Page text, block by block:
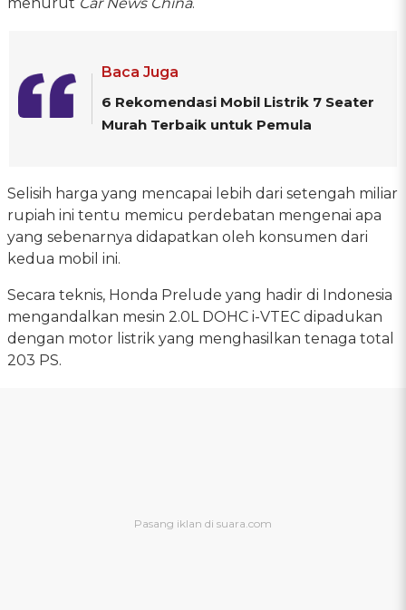
Baca Juga
6 Rekomendasi Mobil Listrik 7 Seater
Murah Terbaik untuk Pemula
Selisih harga yang mencapai lebih dari setengah miliar
rupiah ini tentu memicu perdebatan mengenai apa
yang sebenarnya didapatkan oleh konsumen dari
kedua mobil ini.
Secara teknis, Honda Prelude yang hadir di Indonesia
mengandalkan mesin 2.0L DOHC i-VTEC dipadukan
dengan motor listrik yang menghasilkan tenaga total
203 PS.